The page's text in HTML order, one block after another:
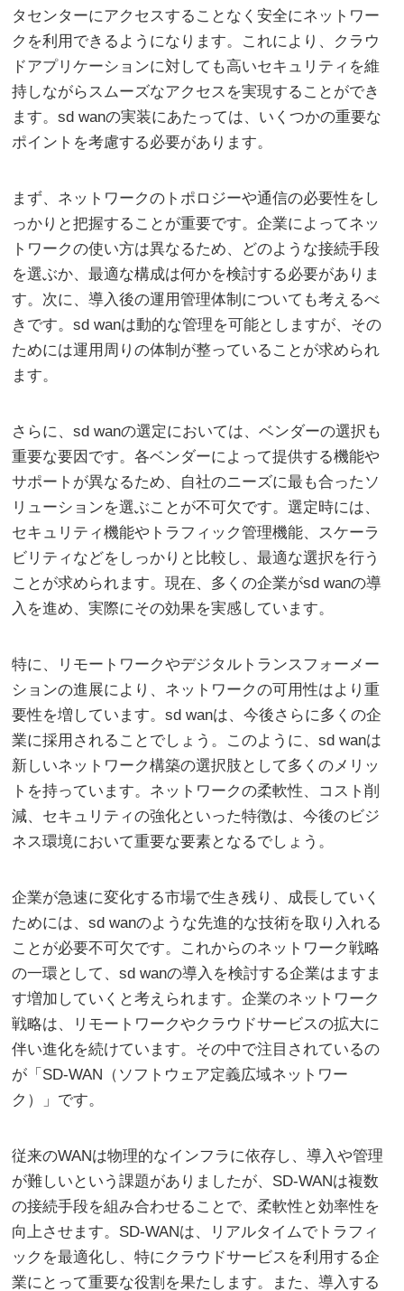
タセンターにアクセスすることなく安全にネットワー
クを利用できるようになります。これにより、クラウ
ドアプリケーションに対しても高いセキュリティを維
持しながらスムーズなアクセスを実現することができ
ます。sd wanの実装にあたっては、いくつかの重要な
ポイントを考慮する必要があります。
まず、ネットワークのトポロジーや通信の必要性をし
っかりと把握することが重要です。企業によってネッ
トワークの使い方は異なるため、どのような接続手段
を選ぶか、最適な構成は何かを検討する必要がありま
す。次に、導入後の運用管理体制についても考えるべ
きです。sd wanは動的な管理を可能としますが、その
ためには運用周りの体制が整っていることが求められ
ます。
さらに、sd wanの選定においては、ベンダーの選択も
重要な要因です。各ベンダーによって提供する機能や
サポートが異なるため、自社のニーズに最も合ったソ
リューションを選ぶことが不可欠です。選定時には、
セキュリティ機能やトラフィック管理機能、スケーラ
ビリティなどをしっかりと比較し、最適な選択を行う
ことが求められます。現在、多くの企業がsd wanの導
入を進め、実際にその効果を実感しています。
特に、リモートワークやデジタルトランスフォーメー
ションの進展により、ネットワークの可用性はより重
要性を増しています。sd wanは、今後さらに多くの企
業に採用されることでしょう。このように、sd wanは
新しいネットワーク構築の選択肢として多くのメリッ
トを持っています。ネットワークの柔軟性、コスト削
減、セキュリティの強化といった特徴は、今後のビジ
ネス環境において重要な要素となるでしょう。
企業が急速に変化する市場で生き残り、成長していく
ためには、sd wanのような先進的な技術を取り入れる
ことが必要不可欠です。これからのネットワーク戦略
の一環として、sd wanの導入を検討する企業はますま
す増加していくと考えられます。企業のネットワーク
戦略は、リモートワークやクラウドサービスの拡大に
伴い進化を続けています。その中で注目されているの
が「SD-WAN（ソフトウェア定義広域ネットワー
ク）」です。
従来のWANは物理的なインフラに依存し、導入や管理
が難しいという課題がありましたが、SD-WANは複数
の接続手段を組み合わせることで、柔軟性と効率性を
向上させます。SD-WANは、リアルタイムでトラフィ
ックを最適化し、特にクラウドサービスを利用する企
業にとって重要な役割を果たします。また、導入する